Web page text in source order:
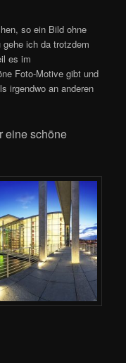
so ein Bild ohne
ich da trotzdem
es im
Foto-Motive gibt und
irgendwo an anderen
eine schöne